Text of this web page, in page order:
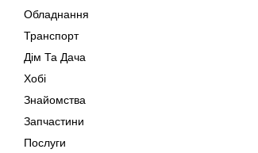
Обладнання
Транспорт
Дім Та Дача
Хобі
Знайомства
Запчастини
Послуги